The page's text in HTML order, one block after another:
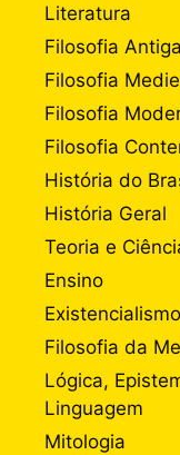
Literatura
Filosofia Antiga
Filosofia
Filosofia
Filosofia
História do
História Geral
Teoria e
Ensino
Filosofia da
Lógica,
Linguagem
Mitologia